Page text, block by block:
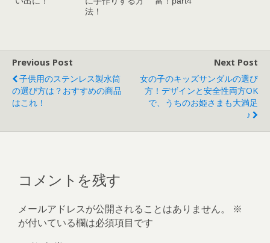
法！
Previous Post
子供用のステンレス製水筒
の選び方は？おすすめの商品
はこれ！
Next Post
女の子のキッズサンダルの選び
方！デザインと安全性両方OK
で、うちのお姫さまも大満足
♪
コメントを残す
メールアドレスが公開されることはありません。
※
が付いている欄は必須項目です